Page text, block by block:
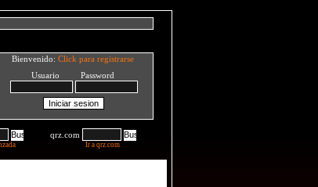
Bienvenido: Click para registrarse
Usuario Password
qrz.com
Ir a qrz.com
OR PR QR RR